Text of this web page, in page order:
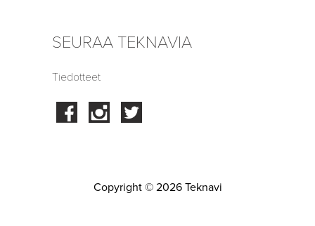
SEURAA TEKNAVIA
Tiedotteet
FacebookInstagram
Copyright © 2026 Teknavi